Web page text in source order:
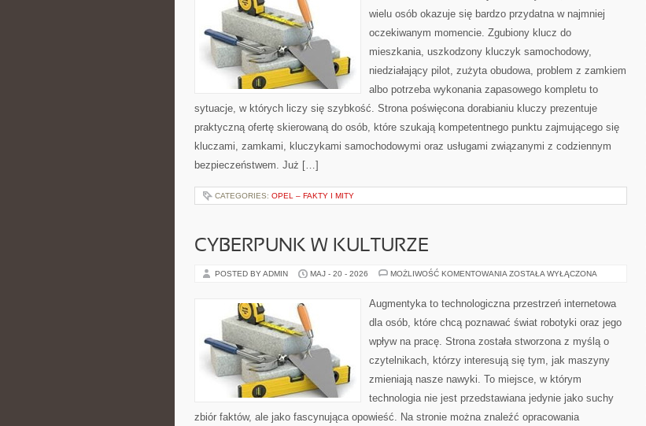
wielu osób okazuje się bardzo przydatna w najmniej
oczekiwanym momencie. Zgubiony klucz do
mieszkania, uszkodzony kluczyk samochodowy,
niedziałający pilot, zużyta obudowa, problem z zamkiem
albo potrzeba wykonania zapasowego kompletu to
sytuacje, w których liczy się szybkość. Strona poświęcona dorabianiu kluczy prezentuje
praktyczną ofertę skierowaną do osób, które szukają kompetentnego punktu zajmującego się
kluczami, zamkami, kluczykami samochodowymi oraz usługami związanymi z codziennym
bezpieczeństwem. Już […]
CATEGORIES: OPEL – FAKTY I MITY
CYBERPUNK W KULTURZE
POSTED BY ADMIN MAJ - 20 - 2026 MOŻLIWOŚĆ KOMENTOWANIA CYBERPUNK
ZOSTAŁA WYŁĄCZONA
Augmentyka to technologiczna przestrzeń internetowa
dla osób, które chcą poznawać świat robotyki oraz jego
wpływ na pracę. Strona została stworzona z myślą o
czytelnikach, którzy interesują się tym, jak maszyny
zmieniają nasze nawyki. To miejsce, w którym
technologia nie jest przedstawiana jedynie jako suchy
zbiór faktów, ale jako fascynująca opowieść. Na stronie można znaleźć opracowania